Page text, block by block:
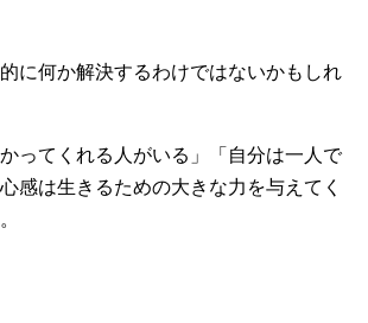
に何か解決するわけではないかもしれ
ってくれる人がいる」「自分は一人で
感は生きるための大きな力を与えてく